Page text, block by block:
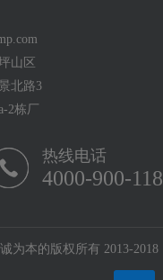
山区
北路3
2栋厂
热线电话
4000-900-118
为本的版权所有 2013-2018